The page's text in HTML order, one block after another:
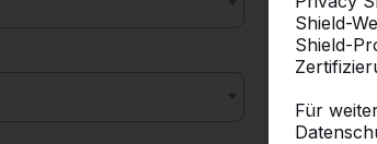
Shield-
Shield-
Für